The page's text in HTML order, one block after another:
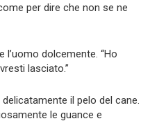
per dire che non se ne
l’uomo dolcemente. “Ho
lasciato.”
il pelo del cane.
le guance e